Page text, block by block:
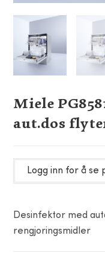
Miele
aut.dos
Logg inn for å se
Desinfektor med
rengjoringsmidler